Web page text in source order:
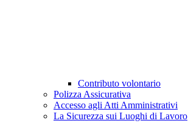
Contributo volontario
Polizza Assicurativa
Accesso agli Atti Amministrativi
La Sicurezza sui Luoghi di Lavoro